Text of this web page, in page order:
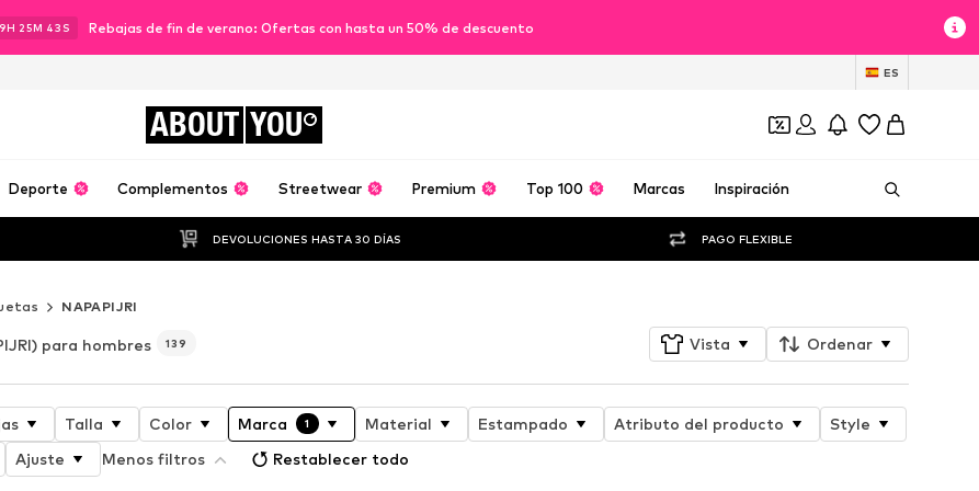
H 25M 42 S Rebajas de fin de verano: Ofertas con hasta un 50% de descuento
ES
ABOUT YOU
Deporte Complementos Streetwear Premium Top 100 Marcas Inspiración
DEVOLUCIONES HASTA 30 DÍAS PAGO FLEXIBLE
NAPAPIJRI
para hombres 139 Vista Ordenar
Talla Color Marca 1 Material Estampado Atributo del producto
Style
Ajuste Menos filtros Restablecer todo